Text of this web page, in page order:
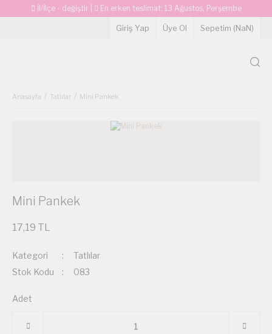
İl/İlçe - değiştir En erken teslimat: 13 Ağustos, Perşembe
Giriş Yap Üye Ol Sepetim (NaN)
Anasayfa Tatlılar Mini Pankek
Mini Pankek
17,19 TL
Kategori
Tatlılar
Stok Kodu
083
Adet